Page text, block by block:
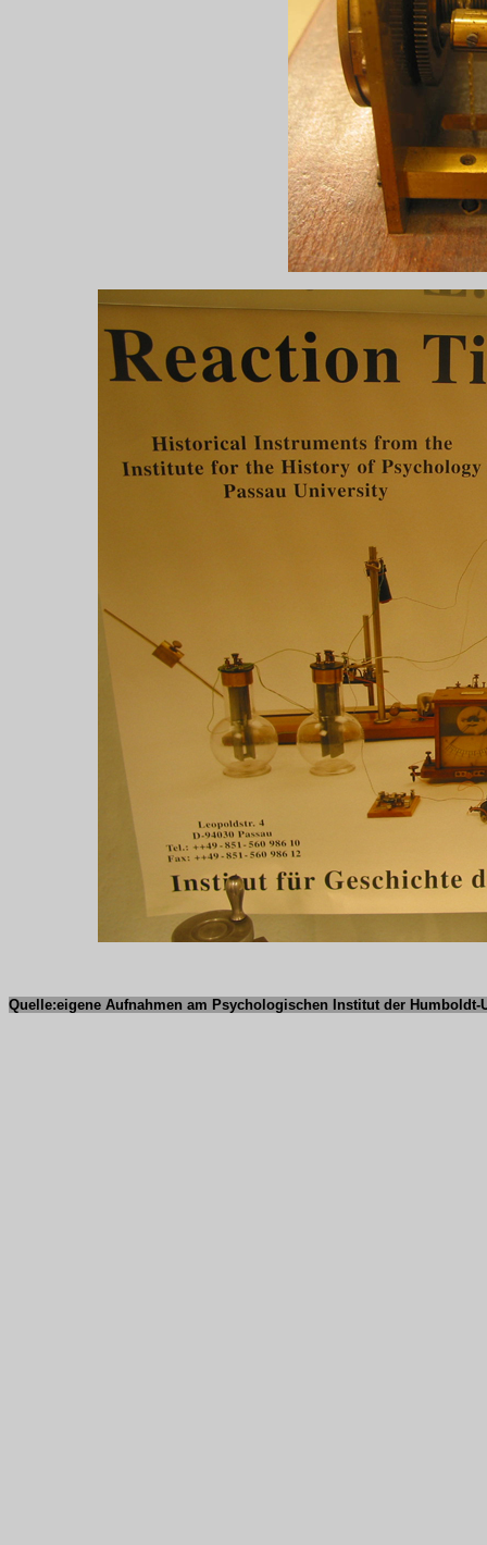
Quelle:eigene Aufnahmen am Psychologischen Institut der Humboldt-